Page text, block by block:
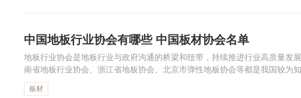
中国地板行业协会有哪些 中国板材协会名单
地板行业协会是地板行业与政府沟通的桥梁和纽带，持续推进行业高质量发
南省地板行业协会、浙江省地板协会、北京市弹性地板协会等都是我国较为
看中国板材协会名单吧。
板材